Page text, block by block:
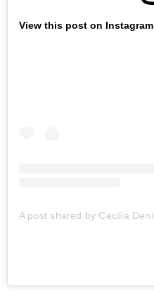
View this post on Instagram